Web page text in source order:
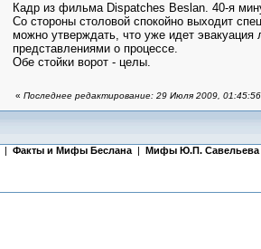
Кадр из фильма Dispatches Beslan. 40-я
Со стороны столовой спокойно выходит
можно утверждать, что уже идет
представлениями о процессе.
Обе стойки ворот - целы.
« Последнее редактирование: 29 Июля 2009,
| Факты и Мифы Беслана | Мифы Ю.П. Савельева